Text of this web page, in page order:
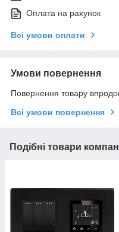
Оплата на рахунок
Всі умови оплати
Умови повернення
Повернення товару
Всі умови повернення
Подібні товари